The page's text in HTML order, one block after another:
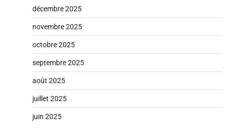
décembre 2025
novembre 2025
octobre 2025
septembre 2025
août 2025
juillet 2025
juin 2025